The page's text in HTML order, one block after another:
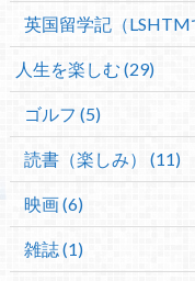
英国留学記（LSHTM
人生を楽しむ (29)
ゴルフ (5)
読書（楽しみ） (11)
映画 (6)
雑誌 (1)